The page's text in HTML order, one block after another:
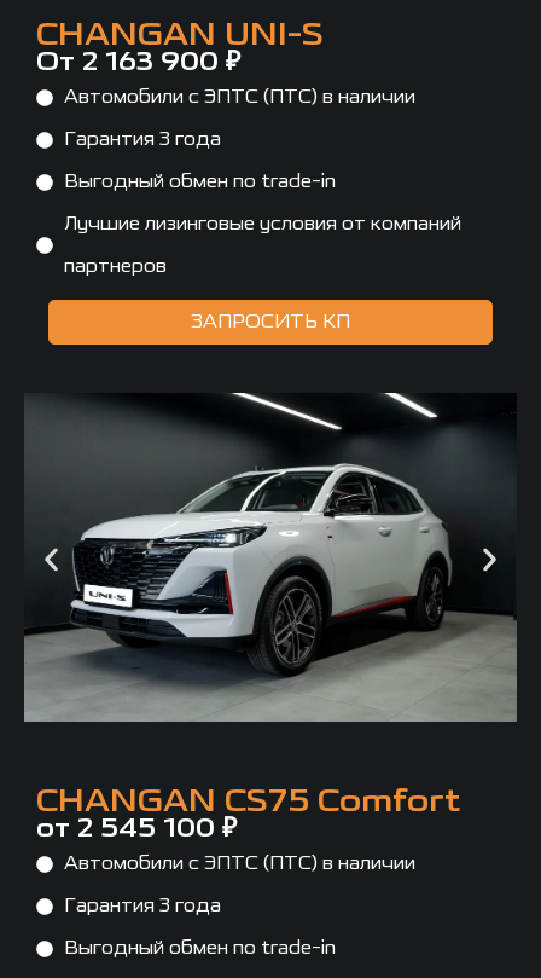
CHANGAN UNI-S
От 2 163 900 ₽
Автомобили с ЭПТС (ПТС) в наличии
Гарантия 3 года
Выгодный обмен по trade-in
Лучшие лизинговые условия от компаний
партнеров
ЗАПРОСИТЬ КП
CHANGAN CS75 Comfort
от 2 545 100 ₽
Автомобили с ЭПТС (ПТС) в наличии
Гарантия 3 года
Выгодный обмен по trade-in